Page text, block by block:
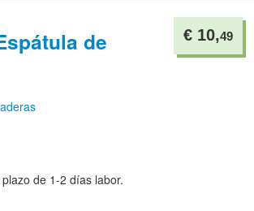
€ 10,49
de
de 1-2 días labor.